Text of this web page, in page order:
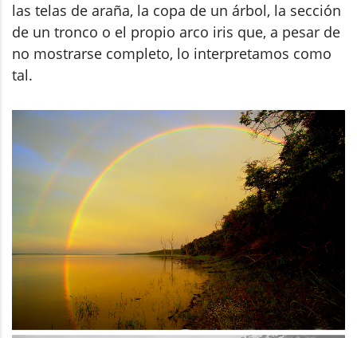
las telas de araña, la copa de un árbol, la sección
de un tronco o el propio arco iris que, a pesar de
no mostrarse completo, lo interpretamos como
tal.